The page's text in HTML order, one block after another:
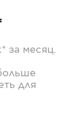
за месяц.
для